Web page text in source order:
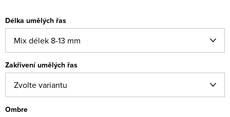
Délka umělých řas
Zakřivení umělých řas
Ombre